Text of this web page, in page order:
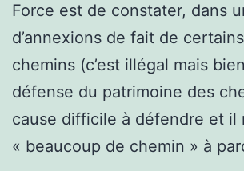
Force est de constater, dans
d’annexions de fait de
chemins (c’est illégal mais
défense du patrimoine des
cause difficile à défendre et il
« beaucoup de chemin » à